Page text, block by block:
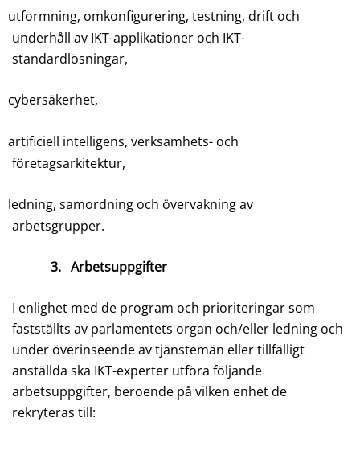
utformning, omkonfigurering, testning, drift och
underhåll av IKT-applikationer och IKT-
standardlösningar,
cybersäkerhet,
artificiell intelligens, verksamhets- och
företagsarkitektur,
ledning, samordning och övervakning av
arbetsgrupper.
3. Arbetsuppgifter
I enlighet med de program och prioriteringar som
fastställts av parlamentets organ och/eller ledning och
under överinseende av tjänstemän eller tillfälligt
anställda ska IKT-experter utföra följande
arbetsuppgifter, beroende på vilken enhet de
rekryteras till: